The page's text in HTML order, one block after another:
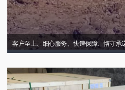
客户至上、细心服务、快速保障、恪守承